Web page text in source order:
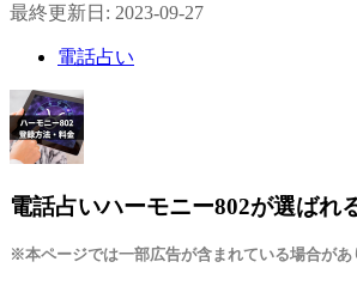
最終更新日: 2023-09-27
電話占い
電話占いハーモニー802が選ばれ
※本ページでは一部広告が含まれている場合があ